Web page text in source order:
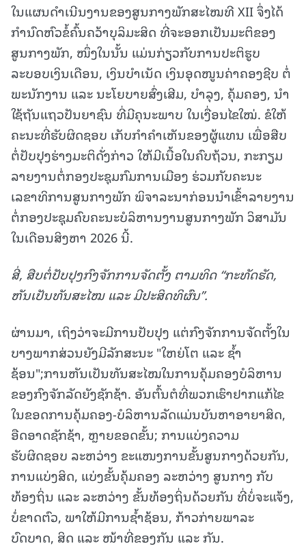
ໃນແຜນດຳເນີນງານຂອງສູນກາງພັກສະໄໝທີ XII ຈຶ່ງໄດ້
ກໍານົດຫົວຂໍ້ຄົ້ນຄວ້າບຸລິມະສິດ ທີ່ຈະອອກເປັນມະຕິຂອງ
ສູນກາງພັກ, ໜຶ່ງໃນນັ້ນ ແມ່ນກ່ຽວກັບການປະຕິຮູບ
ລະບອບເງິນເດືອນ, ເງິນບໍາເນັດ ເງິນອຸດໜູນຄ່າຄອງຊີບ ຕໍ່
ພະນັກງານ ແລະ ນະໂຍບາຍສົ່ງເສີມ, ບໍາລຸງ, ຄຸ້ມຄອງ, ນຳ
ໃຊ້ຖັນແຖວປັນຍາຊົນ ທີ່ມີຄຸນະພາບ ໃນເງື່ອນໄຂໃໝ່. ຂໍໃຫ້
ຄະນະທີ່ຮັບຜິດຊອບ ເກັບກໍາຄໍາເຫັນຂອງຜູ້ແທນ ເພື່ອສືບ
ຕໍ່ປັບປຸງຮ່າງມະຕິດັ່ງກ່າວ ໃຫ້ມີເນື້ອໃນຄົບຖ້ວນ, ກະກຽມ
ລາຍງານຕໍ່ກອງປະຊຸມກົມການເມືອງ ຮ່ວມກັບຄະນະ
ເລຂາທິການສູນກາງພັກ ພິຈາລະນາກ່ອນນໍາເຂົ້າລາຍງານ
ຕໍ່ກອງປະຊຸມຄົບຄະນະບໍລິຫານງານສູນກາງພັກ ວິສາມັນ
ໃນເດືອນສິງຫາ 2026 ນີ້.
ສີ່, ສືບຕໍ່ປັບປຸງກົງຈັກການຈັດຕັ້ງ ຕາມທິດ “ກະທັດຮັດ,
ຫັນເປັນທັນສະໄໝ ແລະ ມີປະສິດທິຜົນ”.
ຜ່ານມາ, ເຖິງວ່າຈະມີການປັບປຸງ ແຕ່ກົງຈັກການຈັດຕັ້ງໃນ
ບາງພາກສ່ວນຍັງມີລັກສະນະ "ໃຫຍ່ໂຕ ແລະ ຊໍ້າ
ຊ້ອນ";ການຫັນເປັນທັນສະໄໝໃນການຄຸ້ມຄອງບໍລິຫານ
ຂອງກົງຈັກລັດຍັງຊັກຊ້າ. ອັນຕົ້ນຕໍທີ່ພວກເຮົາຢາກແກ້ໄຂ
ໃນຂອດການຄຸ້ມຄອງ-ບໍລິຫານລັດແມ່ນບັນຫາອາຍາສິດ,
ອືດອາດຊັກຊ້າ, ຫຼາຍຂອດຂັ້ນ; ການແບ່ງຄວາມ
ຮັບຜິດຊອບ ລະຫວ່າງ ຂະແໜງການຂັ້ນສູນກາງດ້ວຍກັນ,
ການແບ່ງສິດ, ແບ່ງຂັ້ນຄຸ້ມຄອງ ລະຫວ່າງ ສູນກາງ ກັບ
ທ້ອງຖິ່ນ ແລະ ລະຫວ່າງ ຂັ້ນທ້ອງຖິ່ນດ້ວຍກັນ ທີ່ບໍ່ຈະແຈ້ງ,
ບໍ່ຂາດຕົວ, ພາໃຫ້ມີການຊໍ້າຊ້ອນ, ກ້າວກ່າຍພາລະ
ບົດບາດ, ສິດ ແລະ ໜ້າທີ່ຂອງກັນ ແລະ ກັນ.